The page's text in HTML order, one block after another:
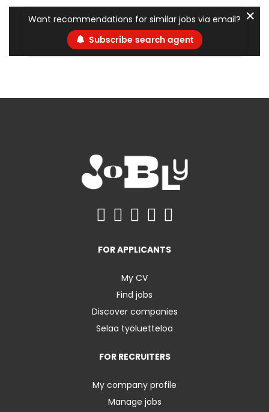
Want recommendations for similar jobs via email?
Subscribe search agent
✕
FOR APPLICANTS
My CV
Find jobs
Discover companies
Selaa työluetteloa
FOR RECRUITERS
My company profile
Manage jobs